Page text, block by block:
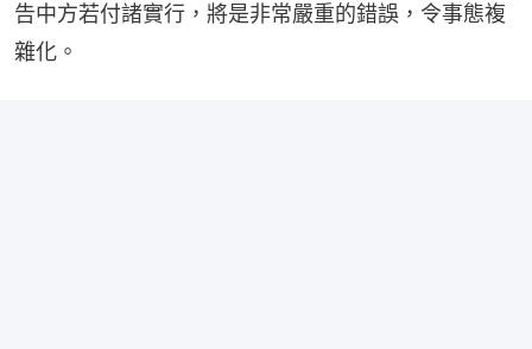
告中方若付諸實行，將是非常嚴重的錯誤，令事態複
雜化。